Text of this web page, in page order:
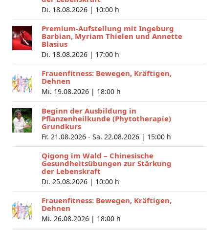
Di. 18.08.2026 | 10:00 h
Premium-Aufstellung mit Ingeburg
Barbian, Myriam Thielen und Annette
Blasius
Di. 18.08.2026 | 17:00 h
Frauenfitness: Bewegen, Kräftigen,
Dehnen
Mi. 19.08.2026 | 18:00 h
Beginn der Ausbildung in
Pflanzenheilkunde (Phytotherapie)
Grundkurs
Fr. 21.08.2026 - Sa. 22.08.2026 | 15:00 h
Qigong im Wald – Chinesische
Gesundheitsübungen zur Stärkung
der Lebenskraft
Di. 25.08.2026 | 10:00 h
Frauenfitness: Bewegen, Kräftigen,
Dehnen
Mi. 26.08.2026 | 18:00 h